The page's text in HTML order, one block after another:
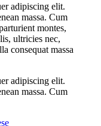
adipiscing elit.
massa. Cum
montes,
ultricies nec,
consequat massa
adipiscing elit.
massa. Cum